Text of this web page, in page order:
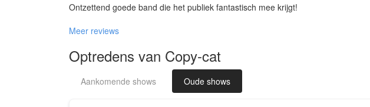
Ontzettend goede band die het publiek fantastisch mee krijgt!
Meer reviews
Optredens van Copy-cat
Aankomende shows Oude shows